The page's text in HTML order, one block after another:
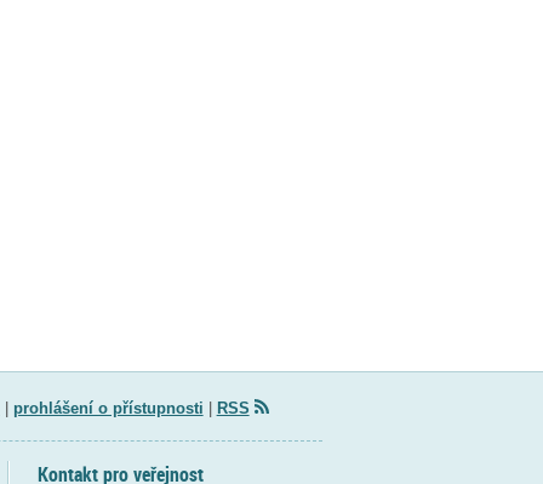
| prohlášení o přístupnosti | RSS
Kontakt pro veřejnost